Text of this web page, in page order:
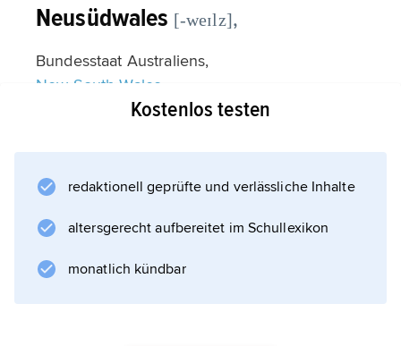
Neusüdwales [-weɪlz],
Bundesstaat Australiens,
New South Wales
Kostenlos testen
redaktionell geprüfte und verlässliche Inhalte
altersgerecht aufbereitet im Schullexikon
monatlich kündbar